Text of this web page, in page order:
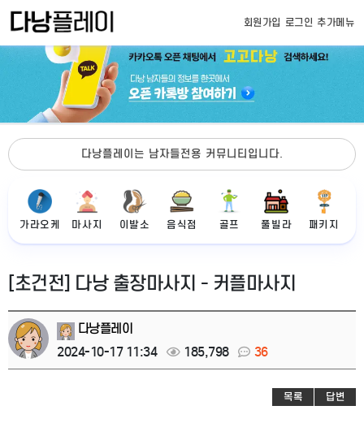
회원가입 로그인 추가메뉴
다낭플레이는 남자들전용 커뮤니티입니다.
가라오케 마사지 이발소 음식점 골프 풀빌라 패키지
[초건전] 다낭 출장마사지 - 커플마사지
다낭플레이
2024-10-17 11:34
185,798 36
목록 답변